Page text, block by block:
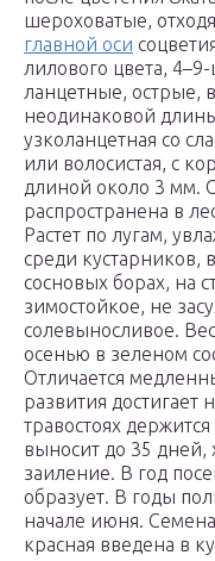
шероховатые,
главной оси
лилового цвета,
ланцетные, острые,
неодинаковой
узколанцетная со
или волосистая, с
длиной около 3 мм.
распространена в
Растет по лугам,
среди кустарников,
сосновых борах, на
зимостойкое, не
солевыносливое.
осенью в зеленом
Отличается
развития достигает
травостоях
выносит до 35 дней,
заиление. В год
образует. В годы
начале июня.
красная введена в